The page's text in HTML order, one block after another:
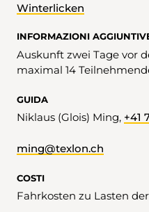
Winterlicken
INFORMAZIONI
Auskunft zwei Tage vor
maximal 14
GUIDA
Niklaus (Glois) Ming, +41
ming@texlon.ch
COSTI
Fahrkosten zu Lasten